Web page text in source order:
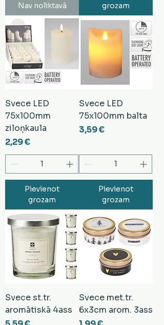
Nav noliktavā
grozam
Svece LED
75x100mm
ziloņkaula
Cena
2,29 €
Pievienot
grozam
Svece LED
75x100mm balta
Cena
3,59 €
Pievienot
grozam
Svece st.tr.
aromātiskā 4ass
Svece met.tr.
6x3cm arom. 3ass